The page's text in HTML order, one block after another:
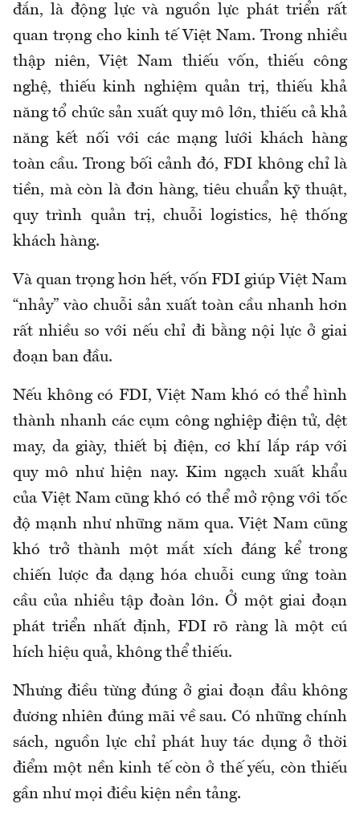
đắn, là động lực và nguồn lực phát triển rất
quan trọng cho kinh tế Việt Nam. Trong nhiều
thập niên, Việt Nam thiếu vốn, thiếu công
nghệ, thiếu kinh nghiệm quản trị, thiếu khả
năng tổ chức sản xuất quy mô lớn, thiếu cả khả
năng kết nối với các mạng lưới khách hàng
toàn cầu. Trong bối cảnhđó, FDI không chỉlà
tiền, mà còn làđơn hàng, tiêu chuẩn kỹ thuật,
quy trình quản trị, chuỗi logistics, hệ thống
khách hàng.
Và quan trọng hơn hết, vốn FDI giúp Việt Nam
“nhảy” vào chuỗi sản xuất toàn cầu nhanh hơn
rất nhiều so với nếu chỉ đi bằng nội lực ở giai
đoạn ban đầu.
Nếu không có FDI, Việt Nam khó có thể hình
thành nhanh các cụm công nghiệp điện tử, dệt
may, da giày, thiết bị điện, cơ khí lắp ráp với
quy mô như hiện nay. Kim ngạch xuất khẩu
của Việt Nam cũng khó có thể mở rộng với tốc
độ mạnh như những năm qua. Việt Nam cũng
khó trở thành một mắt xích đáng kể trong
chiến lược đa dạng hóa chuỗi cung ứng toàn
cầu của nhiều tập đoàn lớn. Ở một giai đoạn
phát triển nhất định, FDI rõ ràng là một cú
hích hiệu quả, không thể thiếu.
Nhưng điều từng đúng ở giai đoạn đầu không
đương nhiên đúng mãi về sau. Có những chính
sách, nguồn lực chỉ phát huy tác dụng ở thời
điểm một nền kinh tế còn ở thế yếu, còn thiếu
gần như mọi điều kiện nền tảng.